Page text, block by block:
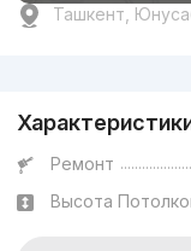
Ташкент,
Ремонт
Высота